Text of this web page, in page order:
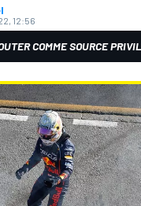
12:56
COMME SOURCE